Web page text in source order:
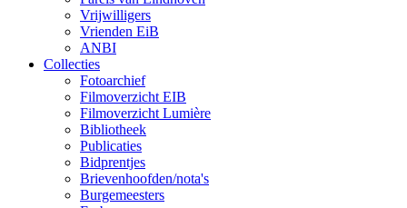
Vrijwilligers
Vrienden EiB
ANBI
Collecties
Fotoarchief
Filmoverzicht EIB
Filmoverzicht Lumière
Bibliotheek
Publicaties
Bidprentjes
Brievenhoofden/nota's
Burgemeesters